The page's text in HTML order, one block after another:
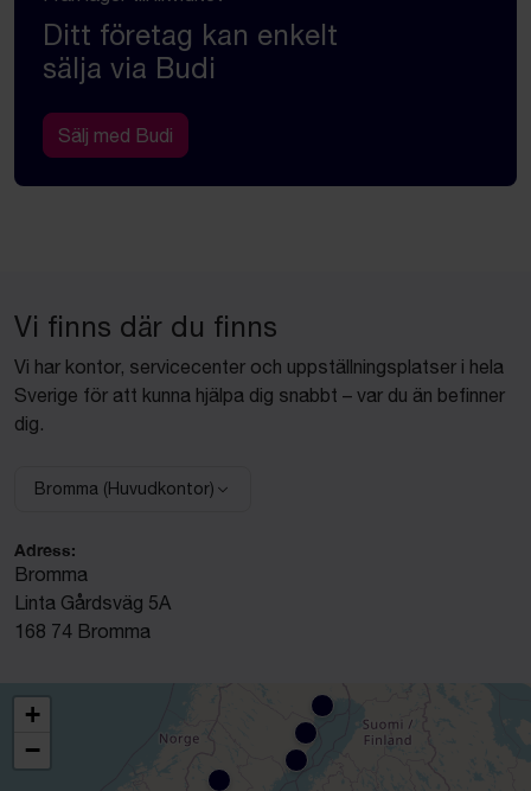
Ditt företag kan enkelt
sälja via Budi
Sälj med Budi
Vi finns där du finns
Vi har kontor, servicecenter och uppställningsplatser i hela
Sverige för att kunna hjälpa dig snabbt – var du än befinner
dig.
Välj anläggning:
Bromma (Huvudkontor)
Adress:
Bromma
Linta Gårdsväg 5A
168 74 Bromma
+
−